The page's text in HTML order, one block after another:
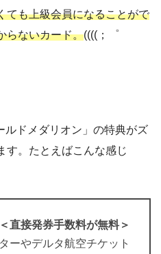
ても上級会員になることがで
らないカード。((((；゜
ドメダリオン」の特典がズ
す。たとえばこんな感じ
直接発券手数料が無料＞
ーやデルタ航空チケット